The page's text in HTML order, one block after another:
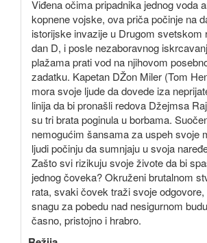
Viđena očima pripadnika jednog voda
kopnene vojske, ova priča počinje na
istorijske invazije u Drugom svetskom
dan D, i posle nezaboravnog
plažama prati vod na njihovom
zadatku. Kapetan DŽon Miler (Tom
mora svoje ljude da dovede iza
linija da bi pronašli redova Džejmsa
su tri brata poginula u borbama.
nemogućim šansama za uspeh svoje
ljudi počinju da sumnjaju u svoja
Zašto svi rizikuju svoje živote da bi
jednog čoveka? Okruženi brutalnom
rata, svaki čovek traži svoje odgovore,
snagu za pobedu nad nesigurnom
časno, pristojno i hrabro.